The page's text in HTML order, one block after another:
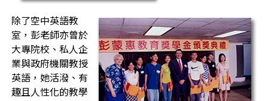
除了空中英語教
室，彭老師亦曾於
大專院校、私人企
業與政府機關教授
英語，她活潑、有
趣且人性化的教學